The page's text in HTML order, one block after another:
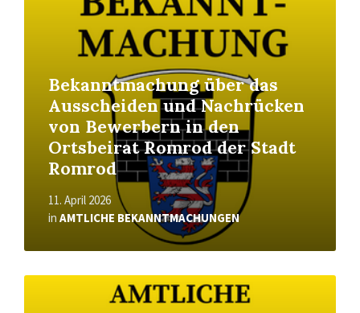
Bekanntmachung über das
Ausscheiden und Nachrücken
von Bewerbern in den
Ortsbeirat Romrod der Stadt
Romrod
11. April 2026
in AMTLICHE BEKANNTMACHUNGEN
Read